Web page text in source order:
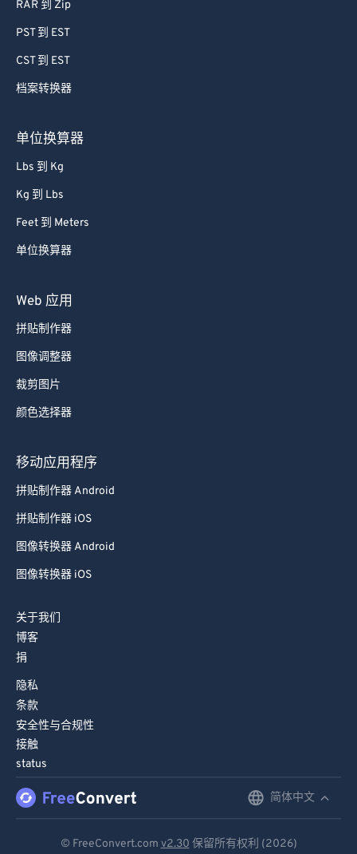
RAR 到 Zip
PST 到 EST
CST 到 EST
档案转换器
单位换算器
Lbs 到 Kg
Kg 到 Lbs
Feet 到 Meters
单位换算器
Web 应用
拼贴制作器
图像调整器
裁剪图片
颜色选择器
移动应用程序
拼贴制作器 Android
拼贴制作器 iOS
图像转换器 Android
图像转换器 iOS
关于我们
博客
捐
隐私
条款
安全性与合规性
接触
status
简体中文
© FreeConvert.com v2.30 保留所有权利 (2026)